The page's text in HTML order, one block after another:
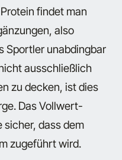
findet man
also
Sportler unabdingbar
ausschließlich
zu decken, ist dies
Das Vollwert-
sicher, dass dem
zugeführt wird.